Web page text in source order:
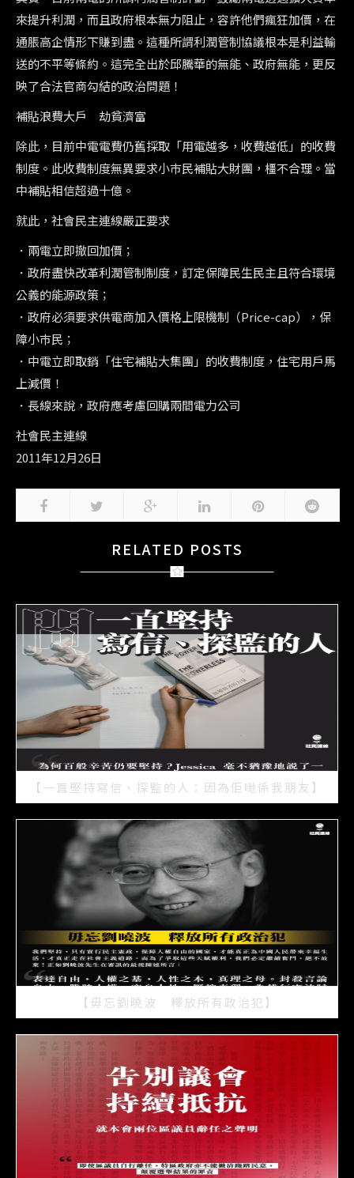
來提升利潤，而且政府根本無力阻止，容許他們瘋狂加價，在
通脹高企情形下賺到盡。這種所謂利潤管制協議根本是利益輸
送的不平等條約。這完全出於邱騰華的無能、政府無能，更反
映了合法官商勾結的政治問題！
補貼浪費大戶 劫貧濟富
除此，目前中電電費仍舊採取「用電越多，收費越低」的收費
制度。此收費制度無異要求小巿民補貼大財團，橿不合理。當
中補貼相信超過十億。
就此，社會民主連線嚴正要求
．兩電立即撤回加價；
．政府盡快改革利潤管制制度，訂定保障民生民主且符合環境
公義的能源政策；
．政府必須要求供電商加入價格上限機制（Price-cap），保
障小巿民；
．中電立即取銷「住宅補貼大集團」的收費制度，住宅用戶馬
上減價！
．長線來說，政府應考慮回購兩間電力公司
社會民主連線
2011年12月26日
RELATED POSTS
【一直堅持寫信、探監的人：因為佢哋係我朋友】
2021/07/15
【毋忘劉曉波 釋放所有政治犯】